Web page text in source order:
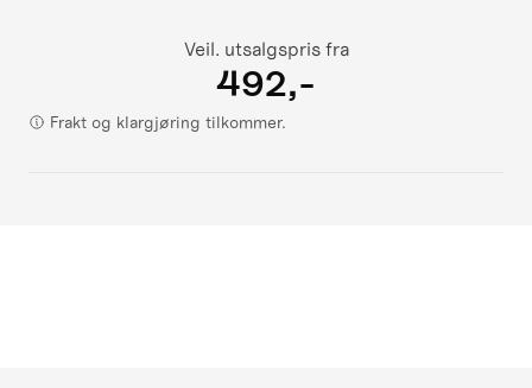
Veil. utsalgspris fra
492,-
Frakt og klargjøring tilkommer.